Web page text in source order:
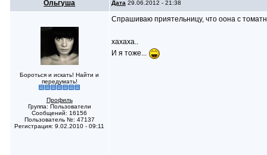
Ольгуша Дата 29.06.2012 - 21:38
Бороться и искать! Найти и
передумать!
Профиль
Группа: Пользователи
Сообщений: 16156
Пользователь №: 47137
Регистрация: 9.02.2010 - 09:11
Спрашиваю приятельницу, что оона с
хахаха..
И я тоже...